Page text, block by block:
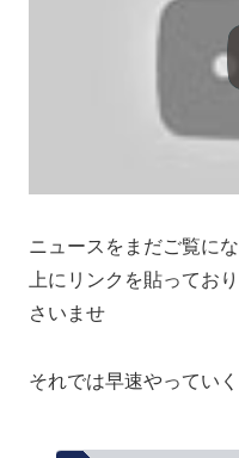
ニュースをまだご覧に
上にリンクを貼ってお
さいませ
それでは早速やってい